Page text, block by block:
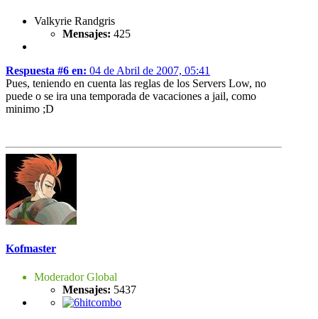
Valkyrie Randgris
Mensajes: 425
Respuesta #6 en: 04 de Abril de 2007, 05:41
Pues, teniendo en cuenta las reglas de los Servers Low, no
puede o se ira una temporada de vacaciones a jail, como
minimo ;D
Kofmaster
Moderador Global
Mensajes: 5437